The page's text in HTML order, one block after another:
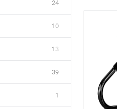
24
10
13
39
1